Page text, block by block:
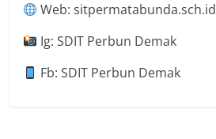
Web: sitpermatabunda.sch.id
Ig: SDIT Perbun Demak
Fb: SDIT Perbun Demak